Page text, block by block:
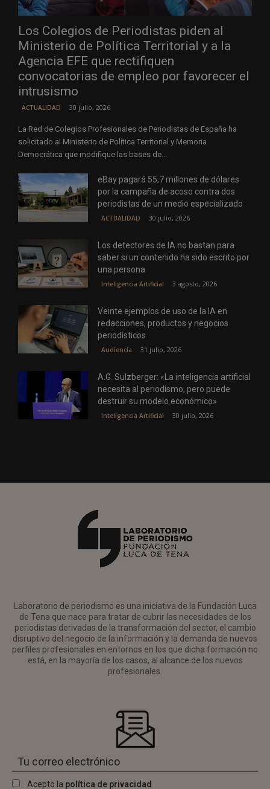
Los Colegios de Periodistas piden al
Ministerio de Política Territorial y a la
Agencia EFE que rectifiquen
convocatorias de empleo por favorecer el
intrusismo
ACTUALIDAD 30 julio, 2026
La Red de Colegios Profesionales de Periodistas de España ha
solicitado al Ministerio de Política Territorial y Memoria
Democrática que modifique las bases de...
eBay pagará 55,7 millones de dólares
por la campaña de acoso contra dos
periodistas de un medio especializado
ACTUALIDAD 30 julio, 2026
Los detectores de IA no bastan para
saber si un contenido ha sido escrito por
una persona
Inteligencia Artificial 3 agosto, 2026
Veinte ejemplos de uso de la IA en
redacciones, productos y negocios
periodísticos
Audiencia 31 julio, 2026
A.G. Sulzberger: «La inteligencia artificial
necesita al periodismo, pero puede
destruir su modelo económico»
Inteligencia Artificial 30 julio, 2026
Laboratorio de periodismo es una iniciativa de la Fundación Luca
de Tena que nace para tratar de cubrir las necesidades de los
periodistas derivadas de la transformación del sector, el cambio
disruptivo del negocio de la información y la demanda de nuevos
perfiles profesionales en entornos en los que dicha formación no
está, en la mayoría de los casos, al alcance de los nuevos
profesionales.
Acepto la política de privacidad